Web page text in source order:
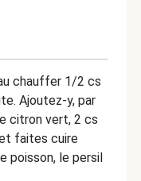
chauffer 1/2 cs
Ajoutez-y, par
citron vert, 2 cs
faites cuire
poisson, le persil